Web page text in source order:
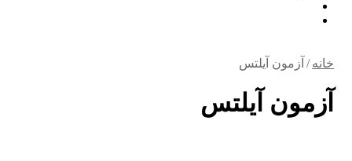
خانه / آزمون آیلتس
آزمون آیلتس